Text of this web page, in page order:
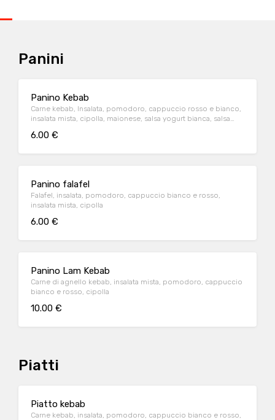
Panini
Panino Kebab
Carne kebab, Insalata, pomodoro, cappuccio rosso e bianco,
insalata mista, cipolla, maionese, salsa yogurt bianca, salsa
6.00 €
Panino falafel
Falafel, insalata, pomodoro, cappuccio bianco e rosso,
insalata mista, cipolla
6.00 €
Panino Lam Kebab
Carne di agnello kebab, insalata mista, pomodoro, cappuccio
bianco e rosso, cipolla
10.00 €
Piatti
Piatto kebab
Carne kebab, insalata, pomodoro, cappuccio bianco e rosso,